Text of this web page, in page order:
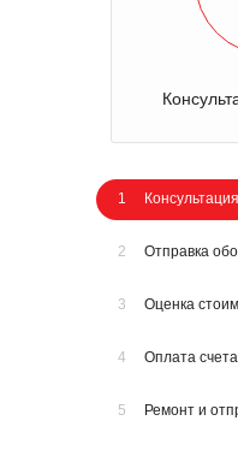
1
2 Отправка
3 Оценка
4 Оплата счета
5 Ремонт и